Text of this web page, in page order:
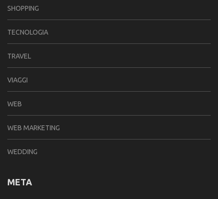
SHOPPING
TECNOLOGIA
TRAVEL
VIAGGI
WEB
WEB MARKETING
WEDDING
META